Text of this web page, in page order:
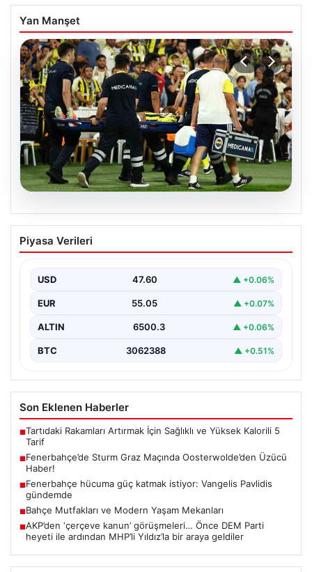
Yan Manşet
05.08.2026
Fenerbahçe’de Sturm Graz Maçında
Oosterwolde’den Üzücü Haber!
Almanya temsilcisi Sturm Graz'ı evinde ağırladı.
Mücadele…
Piyasa Verileri
USD 47.60 ▲ +0.06%
EUR 55.05 ▲ +0.07%
ALTIN 6500.3 ▲ +0.06%
BTC 3062388 ▲ +0.51%
Son Eklenen Haberler
■Tartıdaki Rakamları Artırmak İçin Sağlıklı ve Yüksek Kalorili 5
Tarif
■Fenerbahçe’de Sturm Graz Maçında Oosterwolde’den Üzücü
Haber!
■Fenerbahçe hücuma güç katmak istiyor: Vangelis Pavlidis
gündemde
■Bahçe Mutfakları ve Modern Yaşam Mekanları
■AKP’den ‘çerçeve kanun’ görüşmeleri… Önce DEM Parti
heyeti ile ardından MHP’li Yıldız’la bir araya geldiler